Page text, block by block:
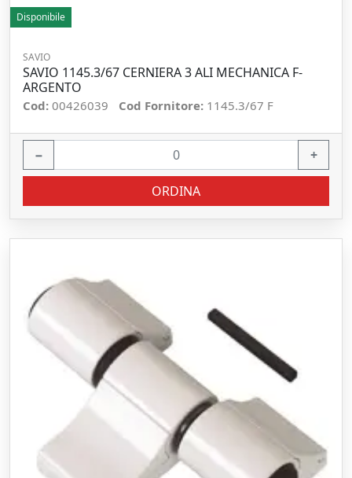
Disponibile
SAVIO
SAVIO 1145.3/67 CERNIERA 3 ALI MECHANICA F-
ARGENTO
Cod: 00426039 Cod Fornitore: 1145.3/67 F
− +
ORDINA